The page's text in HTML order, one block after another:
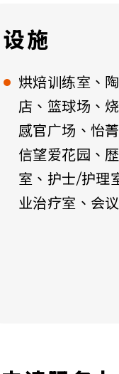
设施
烘焙训练室、
店、篮球场、
感官广场、怡
信望爱花园、
室、护士/护理
业治疗室、会